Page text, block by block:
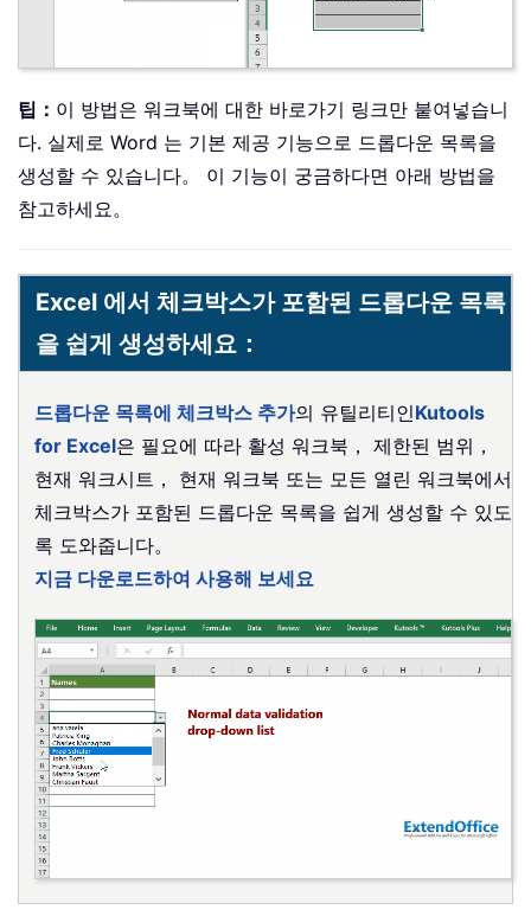
팁： 이 방법은 워크북에 대한 바로가기 링크만 붙여넣습니
다. 실제로 Word 는 기본 제공 기능으로 드롭다운 목록을
생성할 수 있습니다。 이 기능이 궁금하다면 아래 방법을
참고하세요。
Excel 에서 체크박스가 포함된 드롭다운 목록
을 쉽게 생성하세요：
드롭다운 목록에 체크박스 추가의 유틸리티인Kutools
for Excel은 필요에 따라 활성 워크북， 제한된 범위，
현재 워크시트， 현재 워크북 또는 모든 열린 워크북에서
체크박스가 포함된 드롭다운 목록을 쉽게 생성할 수 있도
록 도와줍니다。
지금 다운로드하여 사용해 보세요